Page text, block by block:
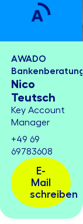
AWADO
Bankenberatung
Nico
Teutsch
Key Account
Manager
+49 69
69783608
E-
Mail
schreiben